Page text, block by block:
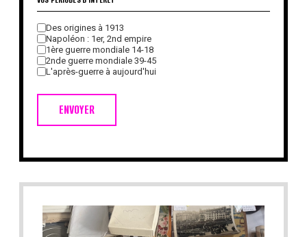
ENVOYER
Des origines à 1913
Napoléon : 1er, 2nd empire
1ère guerre mondiale 14-18
2nde guerre mondiale 39-45
L'après-guerre à aujourd'hui